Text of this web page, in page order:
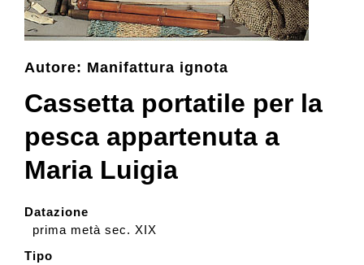
Contatti e biglietti
Accessibilità
Dona
Cerca
English
Autore: Manifattura ignota
Cassetta portatile per la
pesca appartenuta a
Maria Luigia
Datazione
prima metà sec. XIX
Tipo